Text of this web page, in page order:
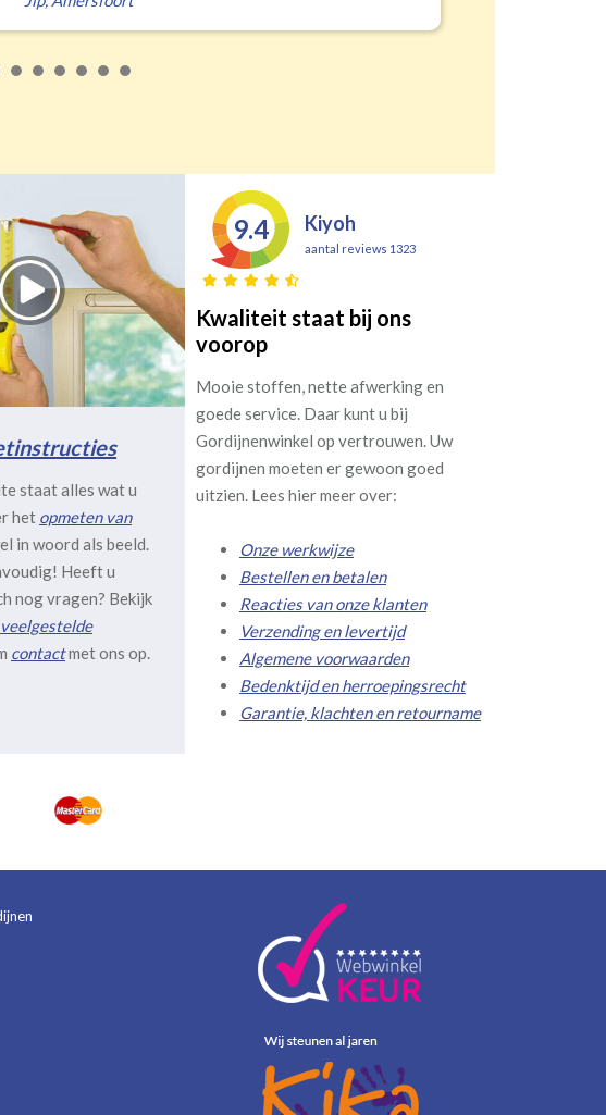
staat alles wat u
het opmeten van
in woord als beeld.
Heeft u
nog vragen? Bekijk
veelgestelde
contactmet ons op.
9.4 Kiyoh
aantal reviews 1323
Kwaliteit staat bij ons
voorop
Mooie stoffen, nette afwerking en
goede service. Daar kunt u bij
Gordijnenwinkel op vertrouwen. Uw
gordijnen moeten er gewoon goed
uitzien. Lees hier meer over:
Onze werkwijze
Bestellen en betalen
Reacties van onze klanten
Verzending en levertijd
Algemene voorwaarden
Bedenktijd en herroepingsrecht
Garantie, klachten en retourname